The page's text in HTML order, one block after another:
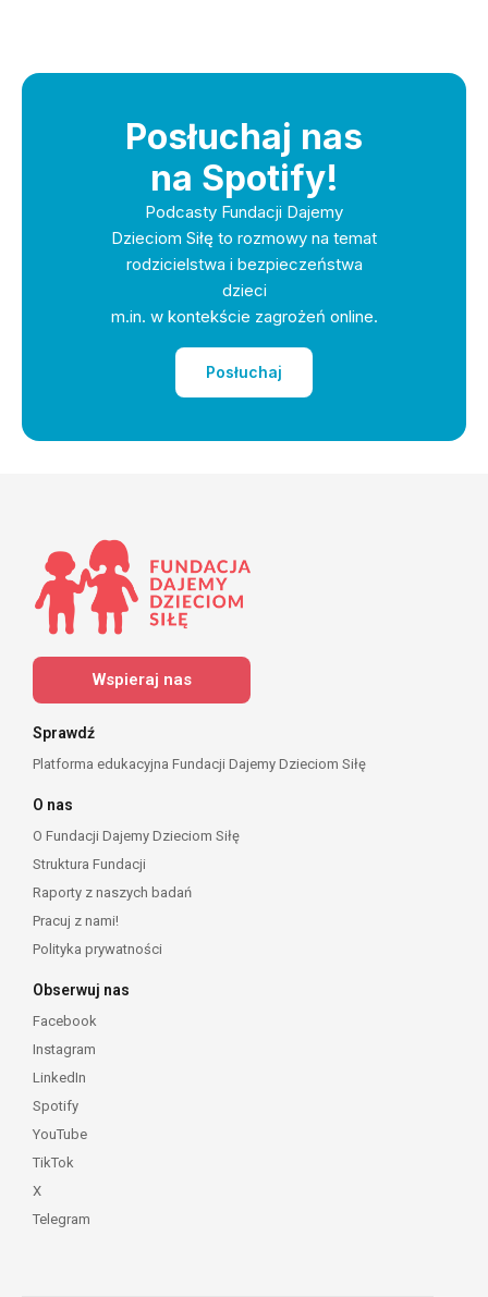
Posłuchaj nas
na Spotify!
Podcasty Fundacji Dajemy
Dzieciom Siłę to rozmowy na temat
rodzicielstwa i bezpieczeństwa
dzieci
m.in. w kontekście zagrożeń online.
Posłuchaj
Wspieraj nas
Sprawdź
Platforma edukacyjna Fundacji Dajemy Dzieciom Siłę
O nas
O Fundacji Dajemy Dzieciom Siłę
Struktura Fundacji
Raporty z naszych badań
Pracuj z nami!
Polityka prywatności
Obserwuj nas
Facebook
Instagram
LinkedIn
Spotify
YouTube
TikTok
X
Telegram